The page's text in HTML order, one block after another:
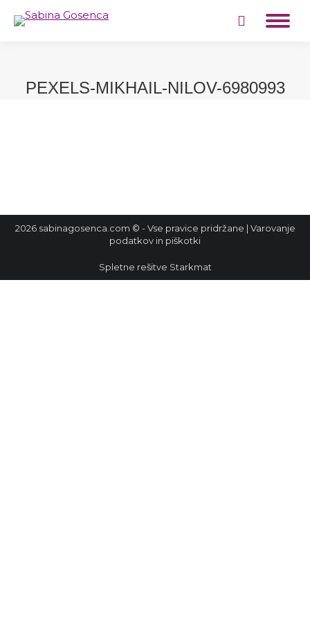
Search:
PEXELS-MIKHAIL-NILOV-6980993
2026 sabinagosenca.com © - Vse pravice pridržane | Varovanje
podatkov in piškotki
Spletne rešitve Starkmat